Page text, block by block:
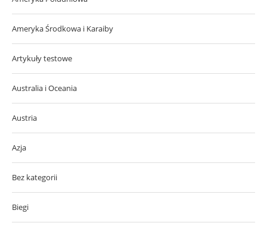
Ameryka Środkowa i Karaiby
Artykuły testowe
Australia i Oceania
Austria
Azja
Bez kategorii
Biegi